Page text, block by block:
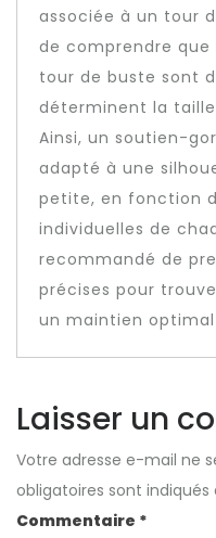
associée à un tour
de comprendre
tour de buste sont
déterminent la
Ainsi, un soutien-
adapté à une
petite, en fonction
individuelles de
recommandé de
précises pour
un maintien
Laisser un
Votre adresse e-mail ne
obligatoires sont indiqués
Commentaire *